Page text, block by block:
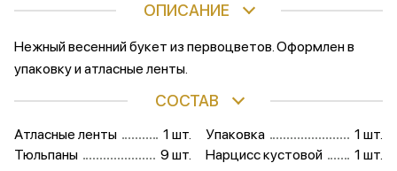
ОПИСАНИЕ
Нежный весенний букет из первоцветов. Оформлен в
упаковку и атласные ленты.
СОСТАВ
Атласные ленты
1 шт.
Тюльпаны
9 шт.
Упаковка
1 шт.
Нарцисс кустовой
1 шт.